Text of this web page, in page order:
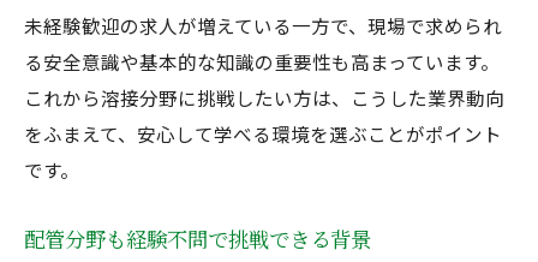
未経験歓迎の求人が増えている一方で、現場で求められ
る安全意識や基本的な知識の重要性も高まっています。
これから溶接分野に挑戦したい方は、こうした業界動向
をふまえて、安心して学べる環境を選ぶことがポイント
です。
配管分野も経験不問で挑戦できる背景